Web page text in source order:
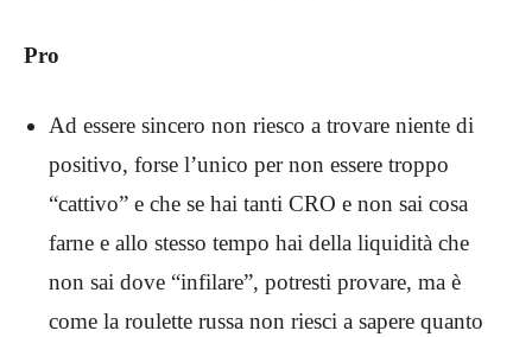
Pro
Ad essere sincero non riesco a trovare niente di
positivo, forse l’unico per non essere troppo
“cattivo” e che se hai tanti CRO e non sai cosa
farne e allo stesso tempo hai della liquidità che
non sai dove “infilare”, potresti provare, ma è
come la roulette russa non riesci a sapere quanto